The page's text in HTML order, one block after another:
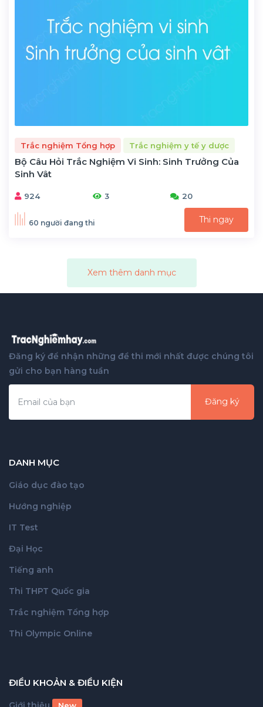
Trắc nghiệm Tổng hợp Trắc nghiệm y tế y dược
Bộ Câu Hỏi Trắc Nghiệm Vi Sinh: Sinh Trưởng Của
Sinh Vât
924 3 20
60 người đang thi Thi ngay
Xem thêm danh mục
Đăng ký để nhận những đề thi mới nhất được chúng tôi
gửi cho bạn hàng tuần
Đăng ký
DANH MỤC
Giáo dục đào tạo
Hướng nghiệp
IT Test
Đại Học
Tiếng anh
Thi THPT Quốc gia
Trắc nghiệm Tổng hợp
Thi Olympic Online
ĐIỀU KHOẢN & ĐIỀU KIỆN